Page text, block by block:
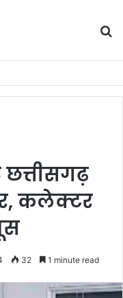
कलेक्टर
32 1 minute read